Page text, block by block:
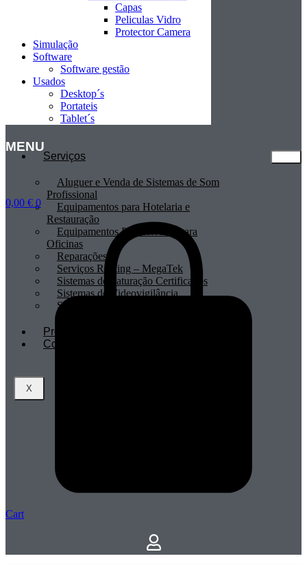
Capas
Peliculas Vidro
Protector Camera
Simulação
Software
Software gestão
Usados
Desktop´s
Portateis
Tablet´s
MENU
Serviços
Aluguer e Venda de Sistemas de Som
Profissional
Equipamentos para Hotelaria e
Restauração
Equipamentos Profissionais para
Oficinas
Reparações
Serviços Renting – MegaTek
Sistemas de Faturação Certificados
Sistemas de Videovigilância
Sistemas POS
Profissionais
Contactos
X
0,00 € 0
Cart